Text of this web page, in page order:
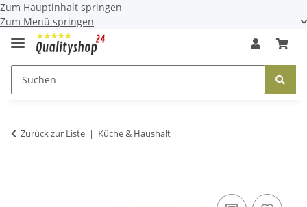
Zum Hauptinhalt springen
Zum Menü springen
Zurück zur Liste Küche & Haushalt